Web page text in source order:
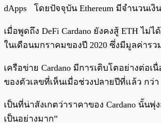
dApps โดยปัจจุบัน Ethereum มีจำนวนเ
เมื่อพูดถึง DeFi Cardano ยังคงสู้ ETH ไ
ในเดือนมกราคมของปี 2020 ซึ่งมีมูลค่ารว
เครือข่าย Cardano มีการเติบโตอย่างต่อ
ของตัวเลขที่เห็นเมื่อช่วงปลายปีที่แล้ว กว่า
เป็นที่น่าสังเกตว่าราคาของ Cardano นั้น
เป็นอย่างมาก”